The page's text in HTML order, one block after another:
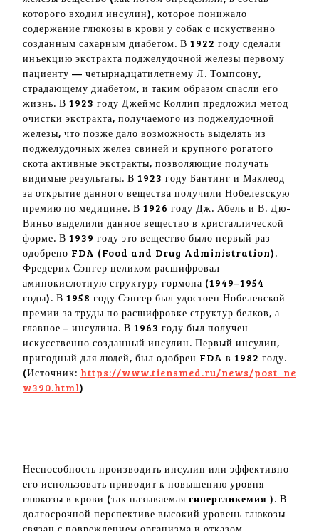
которого входил инсулин), которое понижало
содержание глюкозы в крови у собак с искуственно
созданным сахарным диабетом. В 1922 году сделали
инъекцию экстракта поджелудочной железы первому
пациенту — четырнадцатилетнему Л. Томпсону,
страдающему диабетом, и таким образом спасли его
жизнь. В 1923 году Джеймс Коллип предложил метод
очистки экстракта, получаемого из поджелудочной
железы, что позже дало возможность выделять из
поджелудочных желез свиней и крупного рогатого
скота активные экстракты, позволяющие получать
видимые результаты. В 1923 году Бантинг и Маклеод
за открытие данного вещества получили Нобелевскую
премию по медицине. В 1926 году Дж. Абель и В. Дю-
Виньо выделили данное вещество в кристаллической
форме. В 1939 году это вещество было первый раз
одобрено FDA (Food and Drug Administration).
Фредерик Сэнгер целиком расшифровал
аминокислотную структуру гормона (1949–1954
годы). В 1958 году Сэнгер был удостоен Нобелевской
премии за труды по расшифровке структур белков, а
главное – инсулина. В 1963 году был получен
искусственно созданный инсулин. Первый инсулин,
пригодный для людей, был одобрен FDA в 1982 году.
(Источник: https://www.tiensmed.ru/news/post_ne
w390.html)
Неспособность производить инсулин или эффективно
его использовать приводит к повышению уровня
глюкозы в крови (так называемая гипергликемия ). В
долгосрочной перспективе высокий уровень глюкозы